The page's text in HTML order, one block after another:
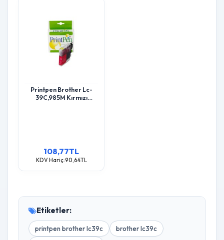
Printpen Brother Lc-
39C,985M Kırmızı
108,77TL
KDV Hariç:90,64TL
Etiketler:
printpen brother lc39c
brother lc39c